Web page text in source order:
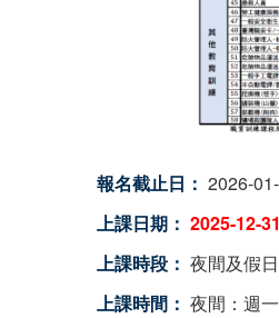
報名截止日： 2026-
上課日期： 2025-12-31
上課時段： 夜間及假日
上課時間： 夜間：週